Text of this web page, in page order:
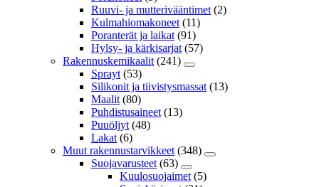
Ruuvi- ja mutterivääntimet (2)
Kulmahiomakoneet (11)
Poranterät ja laikat (91)
Hylsy- ja kärkisarjat (57)
Rakennuskemikaalit (241)
Sprayt (53)
Silikonit ja tiivistysmassat (13)
Maalit (80)
Puhdistusaineet (13)
Puuöljyt (48)
Lakat (6)
Muut rakennustarvikkeet (348)
Suojavarusteet (63)
Kuulosuojaimet (5)